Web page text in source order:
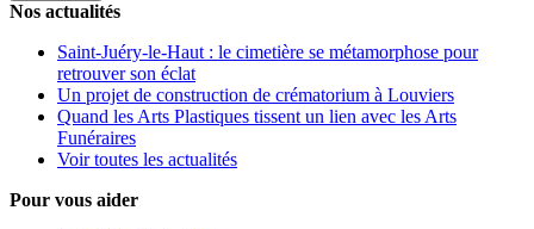
Nos actualités
Saint-Juéry-le-Haut : le cimetière se métamorphose pour
retrouver son éclat
Un projet de construction de crématorium à Louviers
Quand les Arts Plastiques tissent un lien avec les Arts
Funéraires
Voir toutes les actualités
Pour vous aider